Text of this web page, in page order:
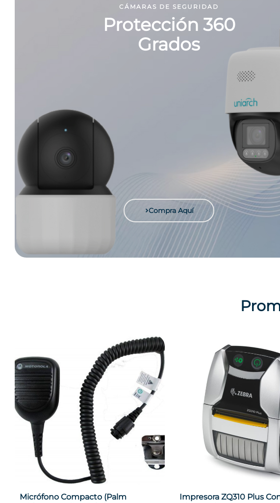
CÁMARAS DE SEGURIDAD
Protección 360
Grados
Compra Aquí
Cambium AP XV2‑21X
Huawei AP